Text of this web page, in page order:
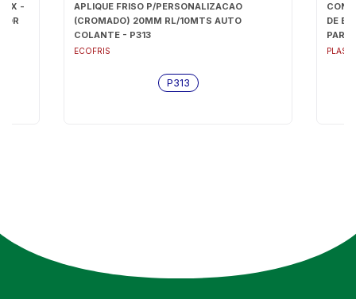
-
APLIQUE FRISO P/PERSONALIZACAO
(CROMADO) 20MM RL/10MTS AUTO
COLANTE - P313
ECOFRIS
P313
DE
PLAST